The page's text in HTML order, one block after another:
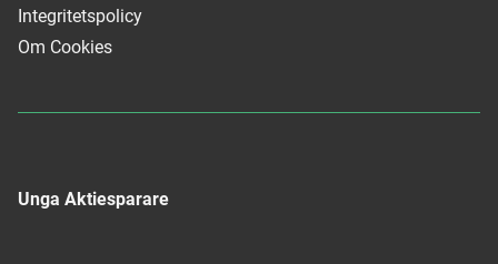
Unga Aktiesparare
Integritetspolicy
Om Cookies